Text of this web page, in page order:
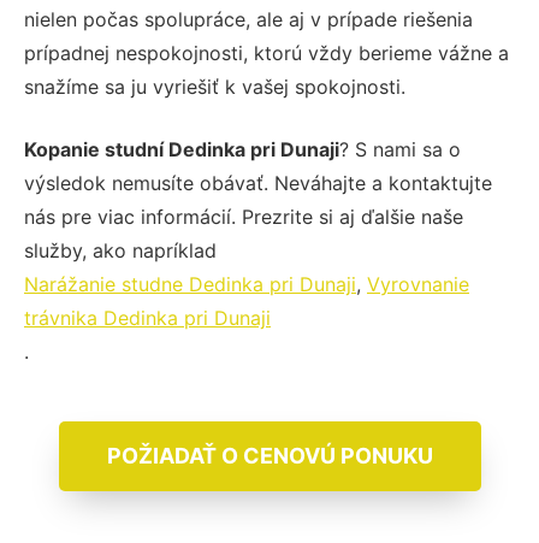
nielen počas spolupráce, ale aj v prípade riešenia
prípadnej nespokojnosti, ktorú vždy berieme vážne a
snažíme sa ju vyriešiť k vašej spokojnosti.
Kopanie studní Dedinka pri Dunaji? S nami sa o
výsledok nemusíte obávať. Neváhajte a kontaktujte
nás pre viac informácií. Prezrite si aj ďalšie naše
služby, ako napríklad
Narážanie studne Dedinka pri Dunaji, Vyrovnanie
trávnika Dedinka pri Dunaji
.
POŽIADAŤ O CENOVÚ PONUKU